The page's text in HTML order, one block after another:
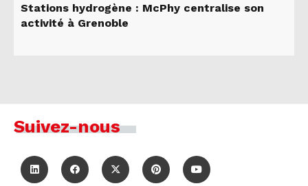
Stations hydrogène : McPhy centralise son
activité à Grenoble
Suivez-nous